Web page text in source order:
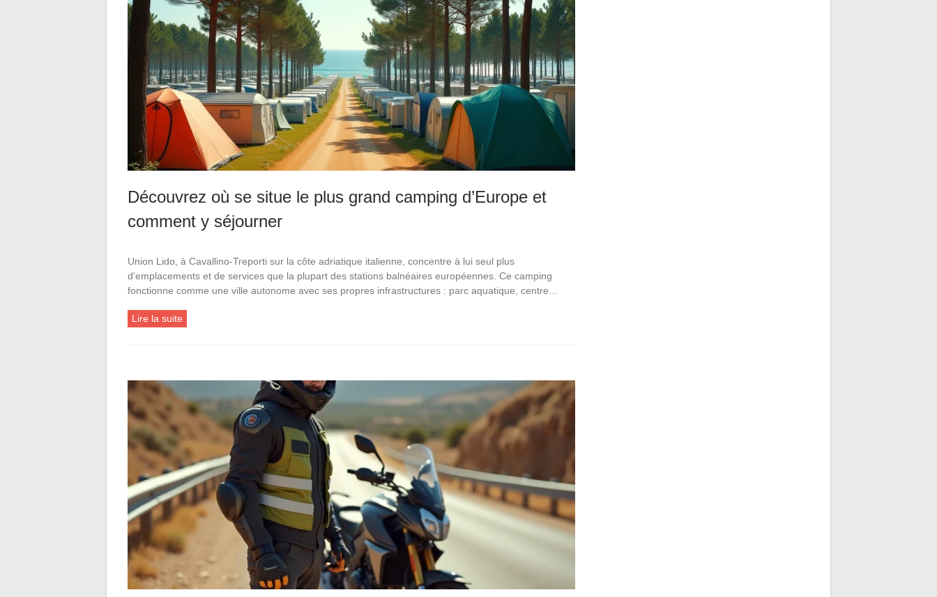
Découvrez où se situe le plus grand camping d’Europe et
comment y séjourner
Union Lido, à Cavallino-Treporti sur la côte adriatique italienne, concentre à lui seul plus
d’emplacements et de services que la plupart des stations balnéaires européennes. Ce camping
fonctionne comme une ville autonome avec ses propres infrastructures : parc aquatique, centre…
Lire la suite